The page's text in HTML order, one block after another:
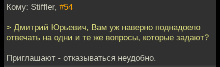
Кому: Stiffler, #54
> Дмитрий Юрьевич, Вам уж наверно поднадоело
отвечать на одни и те же вопросы, которые задают?
Приглашают - отказываться неудобно.